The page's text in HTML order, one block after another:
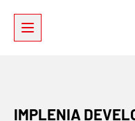
IMPLENIA